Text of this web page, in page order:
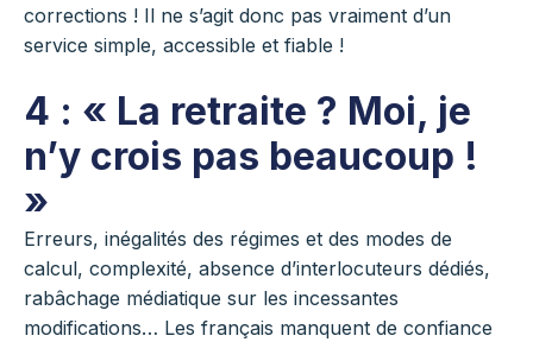
corrections ! Il ne s’agit donc pas vraiment d’un
service simple, accessible et fiable !
4 : « La retraite ? Moi, je
n’y crois pas beaucoup !
»
Erreurs, inégalités des régimes et des modes de
calcul, complexité, absence d’interlocuteurs dédiés,
rabâchage médiatique sur les incessantes
modifications… Les français manquent de confiance